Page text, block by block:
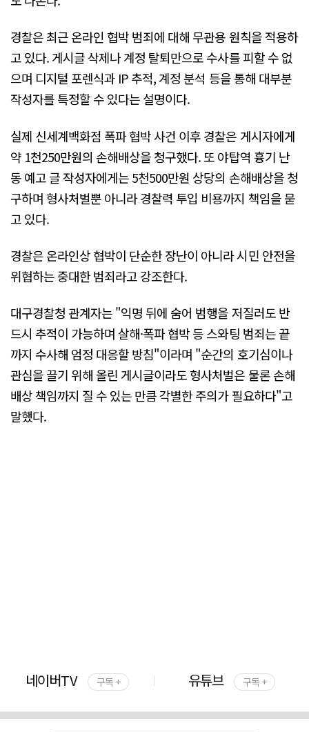
경찰은 최근 온라인 협박 범죄에 대해 무관용 원칙을 적용하
고 있다. 게시글 삭제나 계정 탈퇴만으로 수사를 피할 수 없
으며 디지털 포렌식과 IP 추적, 계정 분석 등을 통해 대부분
작성자를 특정할 수 있다는 설명이다.
실제 신세계백화점 폭파 협박 사건 이후 경찰은 게시자에게
약 1천250만원의 손해배상을 청구했다. 또 야탑역 흉기 난
동 예고 글 작성자에게는 5천500만원 상당의 손해배상을 청
구하며 형사처벌뿐 아니라 경찰력 투입 비용까지 책임을 묻
고 있다.
경찰은 온라인상 협박이 단순한 장난이 아니라 시민 안전을
위협하는 중대한 범죄라고 강조한다.
대구경찰청 관계자는 "익명 뒤에 숨어 범행을 저질러도 반
드시 추적이 가능하며 살해·폭파 협박 등 스와팅 범죄는 끝
까지 수사해 엄정 대응할 방침"이라며 "순간의 호기심이나
관심을 끌기 위해 올린 게시글이라도 형사처벌은 물론 손해
배상 책임까지 질 수 있는 만큼 각별한 주의가 필요하다"고
말했다.
네이버TV 구독 + 유튜브 구독 +